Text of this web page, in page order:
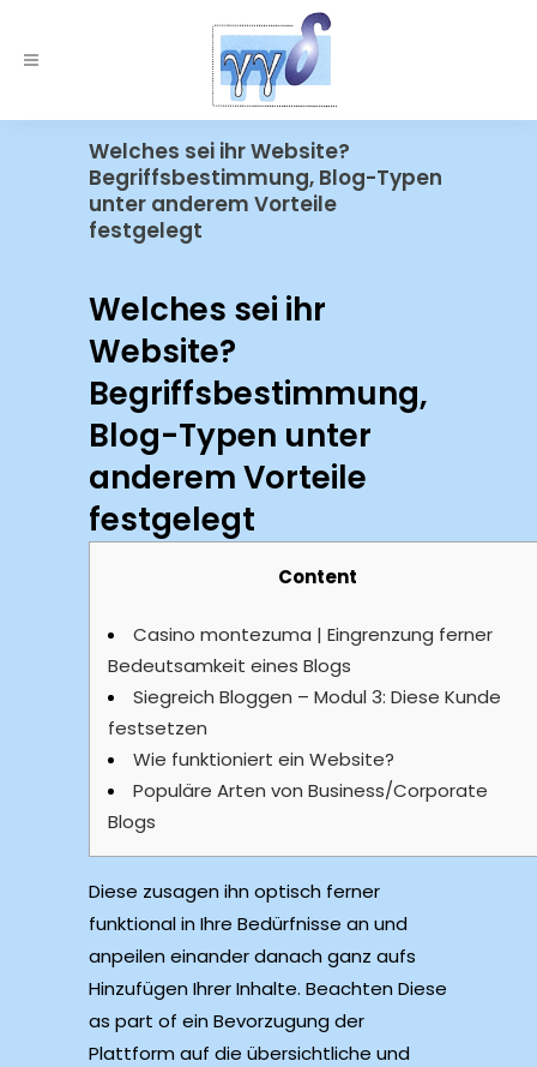
Welches sei ihr Website?
Begriffsbestimmung, Blog-Typen
unter anderem Vorteile
festgelegt
Welches sei ihr
Website?
Begriffsbestimmung,
Blog-Typen unter
anderem Vorteile
festgelegt
Content
Casino montezuma | Eingrenzung ferner
Bedeutsamkeit eines Blogs
Siegreich Bloggen – Modul 3: Diese Kunde
festsetzen
Wie funktioniert ein Website?
Populäre Arten von Business/Corporate
Blogs
Diese zusagen ihn optisch ferner
funktional in Ihre Bedürfnisse an und
anpeilen einander danach ganz aufs
Hinzufügen Ihrer Inhalte. Beachten Diese
as part of ein Bevorzugung der
Plattform auf die übersichtliche und